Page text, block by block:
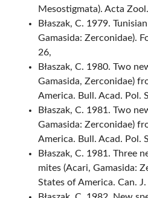
Mesostigmata). Acta
Błaszak, C. 1979.
Gamasida: Zerconidae).
26,
Błaszak, C. 1980. Two
Gamasida, Zerconidae)
America. Bull. Acad. Pol.
Błaszak, C. 1981. Two
Gamasida: Zerconidae)
America. Bull. Acad. Pol.
Błaszak, C. 1981. Three
mites (Acari, Gamasida:
States of America. Can.